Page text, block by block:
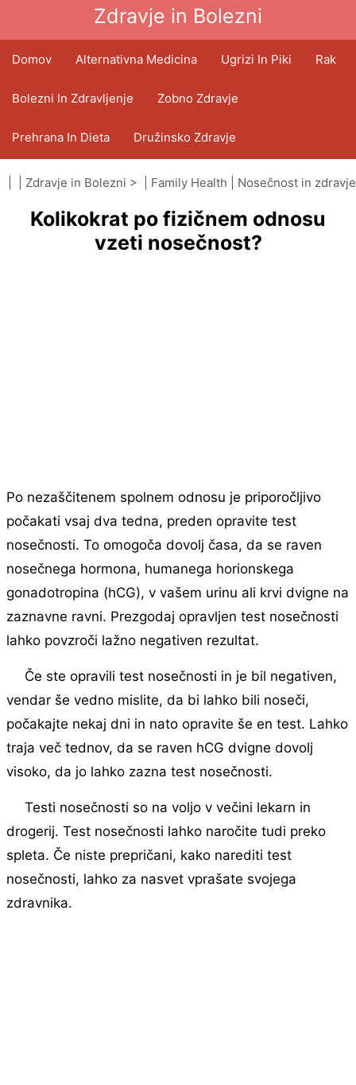
Zdravje in Bolezni
Domov Alternativna Medicina Ugrizi In Piki Rak
Bolezni In Zdravljenje Zobno Zdravje
Prehrana In Dieta Družinsko Zdravje
Zdravstveni Sektor Duševno Zdravje
Javno Zdravje In Varnost Operacije In Posegi
Zdravje in Bolezni > | Family Health Nosečnost in zdravje
Kolikokrat po fizičnem odnosu
vzeti nosečnost?
Po nezaščitenem spolnem odnosu je priporočljivo
počakati vsaj dva tedna, preden opravite test
nosečnosti. To omogoča dovolj časa, da se raven
nosečnega hormona, humanega horionskega
gonadotropina (hCG), v vašem urinu ali krvi dvigne na
zaznavne ravni. Prezgodaj opravljen test nosečnosti
lahko povzroči lažno negativen rezultat.
Če ste opravili test nosečnosti in je bil negativen,
vendar še vedno mislite, da bi lahko bili noseči,
počakajte nekaj dni in nato opravite še en test. Lahko
traja več tednov, da se raven hCG dvigne dovolj
visoko, da jo lahko zazna test nosečnosti.
Testi nosečnosti so na voljo v večini lekarn in
drogerij. Test nosečnosti lahko naročite tudi preko
spleta. Če niste prepričani, kako narediti test
nosečnosti, lahko za nasvet vprašate svojega
zdravnika.